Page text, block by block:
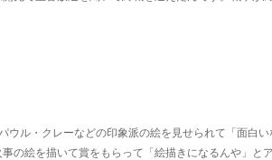
ル・クレーなどの印象派の絵を見せられて「面白
絵を描いて賞をもらって「絵描きになるんや」と